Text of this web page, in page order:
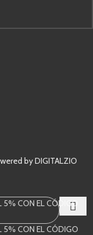
by DIGITALZIO
buscando.
CON EL CÓDIGO
5% CON EL CÓDIGO